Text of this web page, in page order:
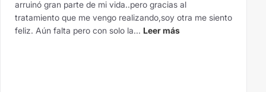
arruinó gran parte de mi vida..pero gracias al
tratamiento que me vengo realizando,soy otra me siento
feliz. Aún falta pero con solo la... Leer más